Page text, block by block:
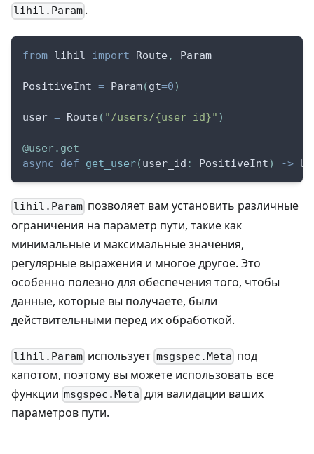
lihil.Param .
from lihil import Route , Param
PositiveInt = Param(gt=0)
user = Route ( "/users/{user_id}" )
@user. get
async
def get_user(user_id : PositiveInt) ->
lihil.Param позволяет вам установить различные
ограничения на параметр пути, такие как
минимальные и максимальные значения,
регулярные выражения и многое другое. Это
особенно полезно для обеспечения того, чтобы
данные, которые вы получаете, были
действительными перед их обработкой.
lihil.Param использует msgspec.Meta под
капотом, поэтому вы можете использовать все
функции msgspec.Meta для валидации ваших
параметров пути.